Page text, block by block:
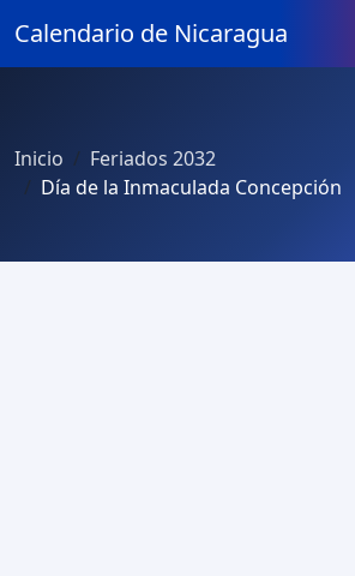
Calendario de Nicaragua
Inicio
Feriados 2032
Día de la Inmaculada Concepción